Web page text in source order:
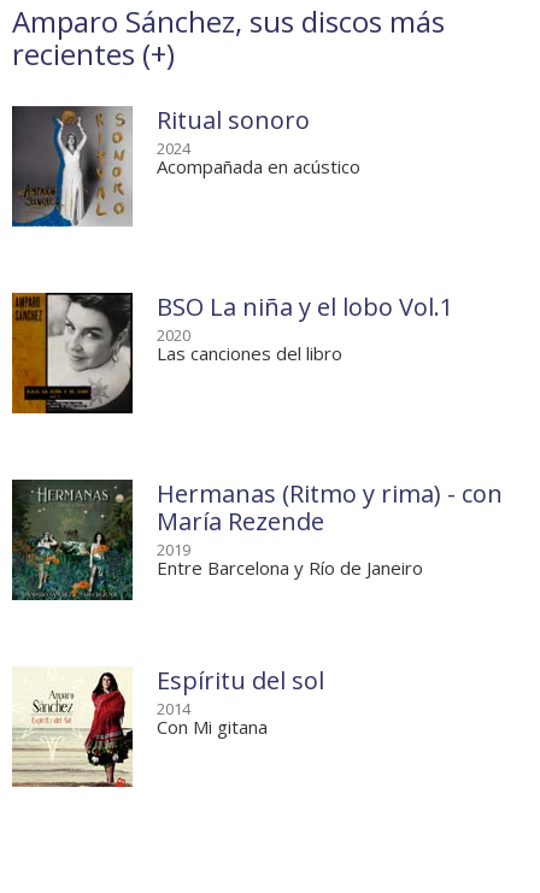
Amparo Sánchez, sus discos más
recientes (+)
Ritual sonoro
2024
Acompañada en acústico
BSO La niña y el lobo Vol.1
2020
Las canciones del libro
Hermanas (Ritmo y rima) - con
María Rezende
2019
Entre Barcelona y Río de Janeiro
Espíritu del sol
2014
Con Mi gitana